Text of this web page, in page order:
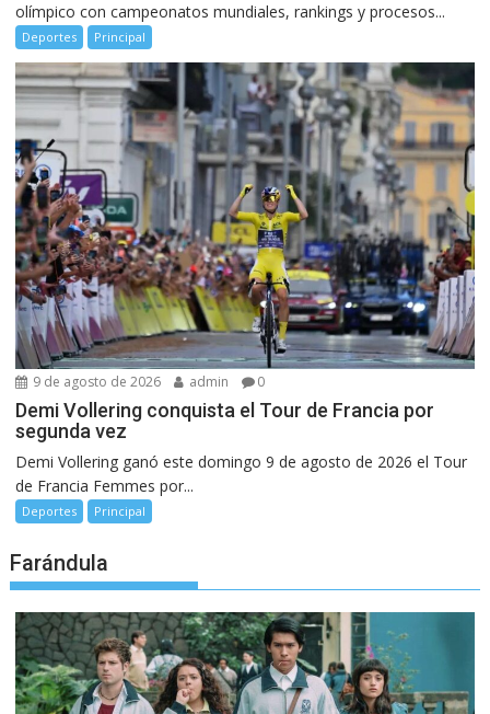
olímpico con campeonatos mundiales, rankings y procesos...
Deportes Principal
9 de agosto de 2026 admin 0
Demi Vollering conquista el Tour de Francia por
segunda vez
Demi Vollering ganó este domingo 9 de agosto de 2026 el Tour
de Francia Femmes por...
Deportes Principal
Farándula